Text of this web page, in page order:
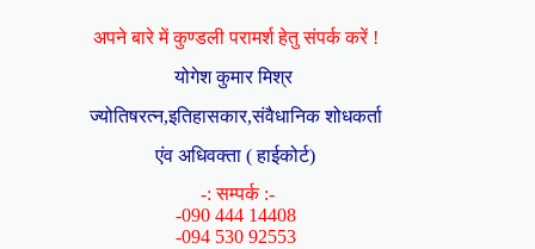
अपने बारे में कुण्डली परामर्श हेतु संपर्क करें !
योगेश कुमार मिश्र
ज्योतिषरत्न,इतिहासकार,संवैधानिक शोधकर्ता
एंव अधिवक्ता ( हाईकोर्ट)
-: सम्पर्क :-
-090 444 14408
-094 530 92553